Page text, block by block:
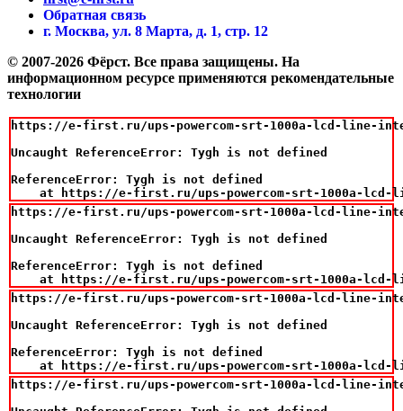
Обратная связь
г. Москва, ул. 8 Марта, д. 1, стр. 12
© 2007-2026 Фёрст. Все права защищены. На
информационном ресурсе применяются рекомендательные
технологии
https://e-first.ru/ups-powercom-srt-1000a-lcd-line-
Uncaught ReferenceError: Tygh is not defined
ReferenceError: Tygh is not defined
at https://e-first.ru/ups-powercom-srt-1000a-
https://e-first.ru/ups-powercom-srt-1000a-lcd-line-
Uncaught ReferenceError: Tygh is not defined
ReferenceError: Tygh is not defined
at https://e-first.ru/ups-powercom-srt-1000a-
https://e-first.ru/ups-powercom-srt-1000a-lcd-line-
Uncaught ReferenceError: Tygh is not defined
ReferenceError: Tygh is not defined
at https://e-first.ru/ups-powercom-srt-1000a-
https://e-first.ru/ups-powercom-srt-1000a-lcd-line-